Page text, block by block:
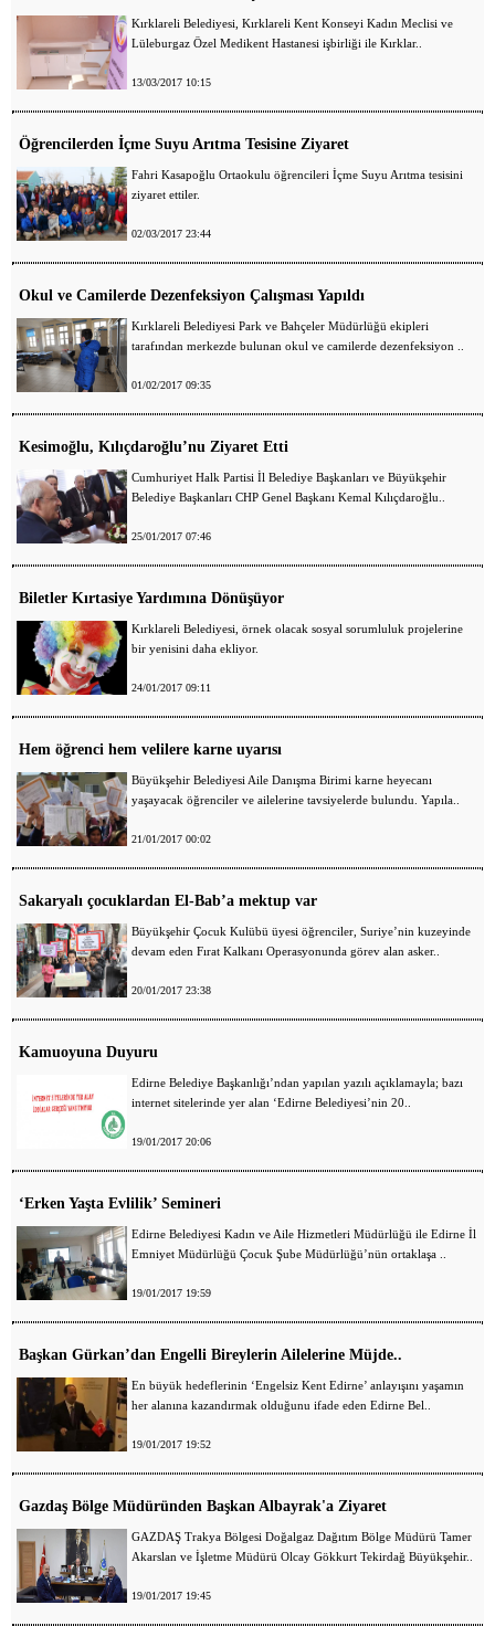
Kırklareli Belediyesi, Kırklareli Kent Konseyi Kadın Meclisi ve
Lüleburgaz Özel Medikent Hastanesi işbirliği ile Kırklar..
13/03/2017 10:15
Öğrencilerden İçme Suyu Arıtma Tesisine Ziyaret
Fahri Kasapoğlu Ortaokulu öğrencileri İçme Suyu Arıtma tesisini
ziyaret ettiler.
02/03/2017 23:44
Okul ve Camilerde Dezenfeksiyon Çalışması Yapıldı
Kırklareli Belediyesi Park ve Bahçeler Müdürlüğü ekipleri
tarafından merkezde bulunan okul ve camilerde dezenfeksiyon ..
01/02/2017 09:35
Kesimoğlu, Kılıçdaroğlu’nu Ziyaret Etti
Cumhuriyet Halk Partisi İl Belediye Başkanları ve Büyükşehir
Belediye Başkanları CHP Genel Başkanı Kemal Kılıçdaroğlu..
25/01/2017 07:46
Biletler Kırtasiye Yardımına Dönüşüyor
Kırklareli Belediyesi, örnek olacak sosyal sorumluluk projelerine
bir yenisini daha ekliyor.
24/01/2017 09:11
Hem öğrenci hem velilere karne uyarısı
Büyükşehir Belediyesi Aile Danışma Birimi karne heyecanı
yaşayacak öğrenciler ve ailelerine tavsiyelerde bulundu. Yapıla..
21/01/2017 00:02
Sakaryalı çocuklardan El-Bab’a mektup var
Büyükşehir Çocuk Kulübü üyesi öğrenciler, Suriye’nin kuzeyinde
devam eden Fırat Kalkanı Operasyonunda görev alan asker..
20/01/2017 23:38
Kamuoyuna Duyuru
Edirne Belediye Başkanlığı’ndan yapılan yazılı açıklamayla; bazı
internet sitelerinde yer alan ‘Edirne Belediyesi’nin 20..
19/01/2017 20:06
‘Erken Yaşta Evlilik’ Semineri
Edirne Belediyesi Kadın ve Aile Hizmetleri Müdürlüğü ile Edirne İl
Emniyet Müdürlüğü Çocuk Şube Müdürlüğü’nün ortaklaşa ..
19/01/2017 19:59
Başkan Gürkan’dan Engelli Bireylerin Ailelerine Müjde..
En büyük hedeflerinin ‘Engelsiz Kent Edirne’ anlayışını yaşamın
her alanına kazandırmak olduğunu ifade eden Edirne Bel..
19/01/2017 19:52
Gazdaş Bölge Müdüründen Başkan Albayrak'a Ziyaret
GAZDAŞ Trakya Bölgesi Doğalgaz Dağıtım Bölge Müdürü Tamer
Akarslan ve İşletme Müdürü Olcay Gökkurt Tekirdağ Büyükşehir..
19/01/2017 19:45